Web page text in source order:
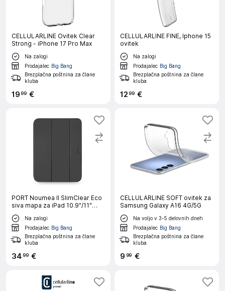
CELLULARLINE Ovitek Clear
Strong - iPhone 17 Pro Max
Na zalogi
Prodajalec Big Bang
Brezplačna poštnina za člane
kluba
1999 €
CELLULARLINE FINE, Iphone 15
ovitek
Na zalogi
Prodajalec Big Bang
Brezplačna poštnina za člane
kluba
1299 €
PORT Noumea II SlimClear Eco
siva mapa za iPad 10.9"/11"
(GEN 10/11)
Na zalogi
Prodajalec Big Bang
Brezplačna poštnina za člane
kluba
3499 €
CELLULARLINE SOFT ovitek za
Samsung Galaxy A16 4G/5G
Na voljo v 3-5 delovnih dneh
Prodajalec Big Bang
Brezplačna poštnina za člane
kluba
9 99 €